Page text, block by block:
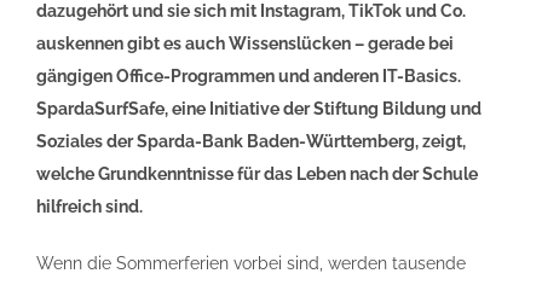
dazugehört und sie sich mit Instagram, TikTok und Co.
auskennen gibt es auch Wissenslücken – gerade bei
gängigen Office-Programmen und anderen IT-Basics.
SpardaSurfSafe, eine Initiative der Stiftung Bildung und
Soziales der Sparda-Bank Baden-Württemberg, zeigt,
welche Grundkenntnisse für das Leben nach der Schule
hilfreich sind.
Wenn die Sommerferien vorbei sind, werden tausende